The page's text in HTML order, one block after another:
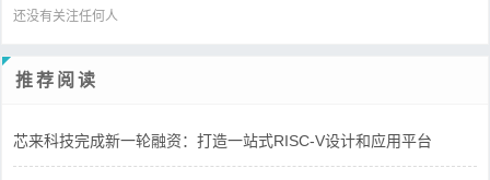
还没有关注任何人
推荐阅读
芯来科技完成新一轮融资：打造一站式RISC-V设计和应用平台